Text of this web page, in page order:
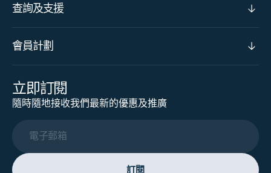
查詢及支援
會員計劃
立即訂閱
隨時隨地接收我們最新的優惠及推廣
電子郵箱
訂閱